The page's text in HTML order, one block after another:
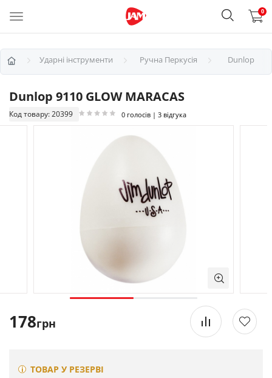
0
Ударні інструменти Ручна Перкусія Dunlop
Dunlop 9110 GLOW MARACAS
Код товару: 20399 0 голосів | 3 відгука
178грн
ТОВАР У РЕЗЕРВІ